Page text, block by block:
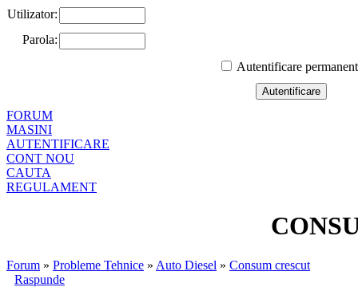
Utilizator:
Parola:
Autentificare
FORUM
MASINI
AUTENTIFICARE
CONT NOU
CAUTA
REGULAMENT
Forum » Probleme Tehnice » Auto Diesel » Consum crescut
Raspunde